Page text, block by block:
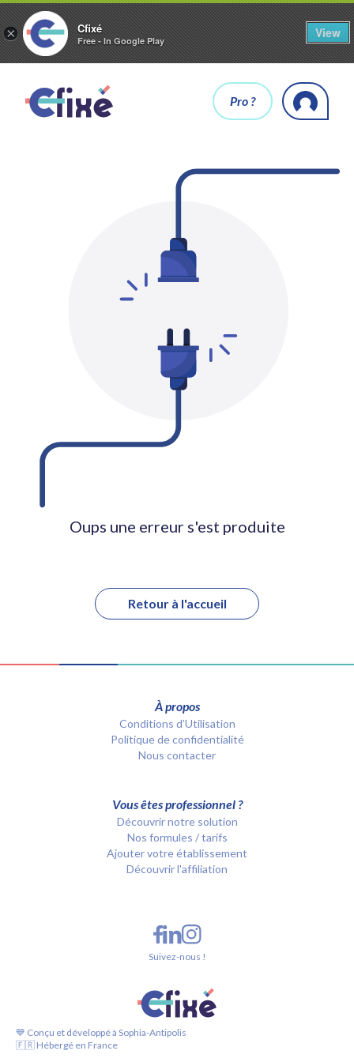
× Cfixé
Free - In Google Play
View
Pro ?
Oups une erreur s'est produite
Retour à l'accueil
À propos
Conditions d’Utilisation
Politique de confidentialité
Nous contacter
Vous êtes professionnel ?
Découvrir notre solution
Nos formules / tarifs
Ajouter votre établissement
Découvrir l'affiliation
💙 Conçu et développé à Sophia-Antipolis
🇫🇷 Hébergé en France
Suivez-nous !